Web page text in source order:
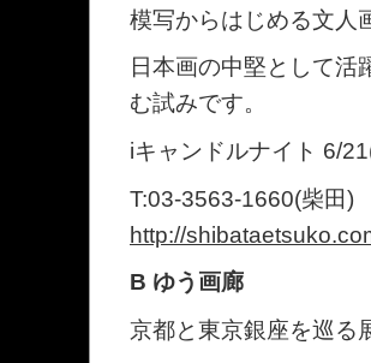
模写からはじめる文人
日本画の中堅として活
む試みです。
iキャンドルナイト 6/
T:03-3563-1660(柴
http://
B ゆう画廊
京都と東京銀座を巡る